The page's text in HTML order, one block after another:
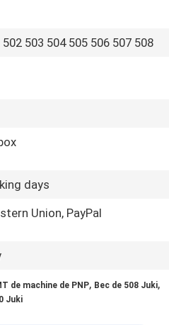
502 503 504 505 506 507 508
days
Union, PayPal
de machine de PNP, Bec de 508 Juki,
Juki